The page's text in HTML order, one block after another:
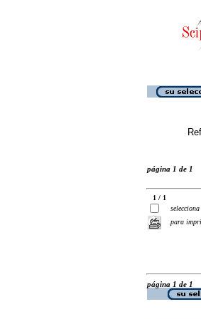
página 1 de 1
1 / 1
selecciona
para
página 1 de 1